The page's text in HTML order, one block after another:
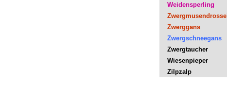
Weidensperling
Zwergmusendrossel
Zwerggans
Zwergschneegans
Zwergtaucher
Wiesenpieper
Zilpzalp